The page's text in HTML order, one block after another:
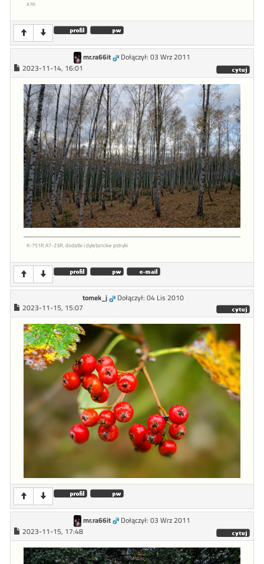
A7III
mr.ra66it
Dołączył: 03 Wrz 2011
2023-11-14, 16:01
K-751P, A7-23R, dodatki i dyletanckie pstryki
tomek_j
Dołączył: 04 Lis 2010
2023-11-15, 15:07
mr.ra66it
Dołączył: 03 Wrz 2011
2023-11-15, 17:48